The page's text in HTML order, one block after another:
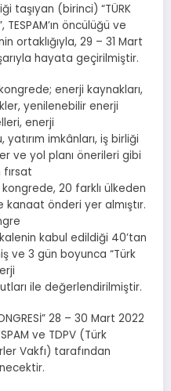
taşıyan (birinci) “TÜRK
TESPAM’ın öncülüğü ve
ortaklığıyla, 29 – 31 Mart
hayata geçirilmiştir.
enerji kaynakları,
yenilenebilir enerji
enerji
imkânları, iş birliği
ve yol planı önerileri gibi
kongrede, 20 farklı ülkeden
önderi yer almıştır.
kabul edildiği 40’tan
ve 3 gün boyunca “Türk
ile değerlendirilmiştir.
28 – 30 Mart 2022
ve TDPV (Türk
Vakfı) tarafından